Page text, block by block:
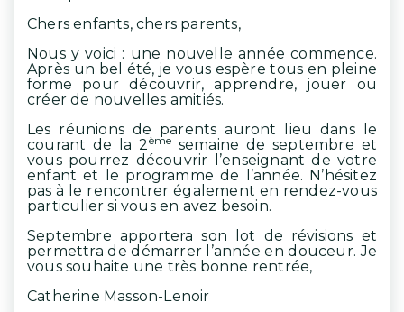
Chers enfants, chers parents,
Nous y voici : une nouvelle année commence.
Après un bel été, je vous espère tous en pleine
forme pour découvrir, apprendre, jouer ou
créer de nouvelles amitiés.
Les réunions de parents auront lieu dans le
courant de la 2ème semaine de septembre et
vous pourrez découvrir l’enseignant de votre
enfant et le programme de l’année. N’hésitez
pas à le rencontrer également en rendez-vous
particulier si vous en avez besoin.
Septembre apportera son lot de révisions et
permettra de démarrer l’année en douceur. Je
vous souhaite une très bonne rentrée,
Catherine Masson-Lenoir